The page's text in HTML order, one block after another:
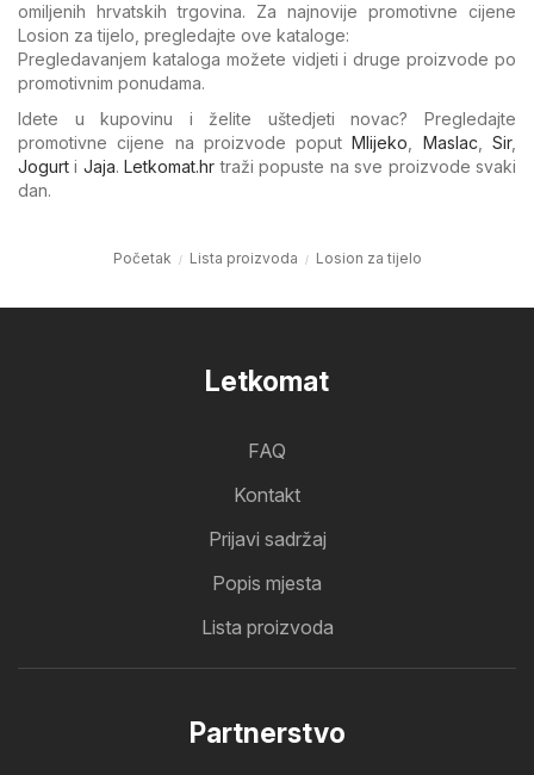
omiljenih hrvatskih trgovina. Za najnovije promotivne cijene
Losion za tijelo, pregledajte ove kataloge:
Pregledavanjem kataloga možete vidjeti i druge proizvode po
promotivnim ponudama.
Idete u kupovinu i želite uštedjeti novac? Pregledajte
promotivne cijene na proizvode poputMlijeko, Maslac,Sir,
Jogurt i Jaja.Letkomat.hr traži popuste na sve proizvode svaki
dan.
Početak Lista proizvoda Losion za tijelo
Letkomat
FAQ
Kontakt
Prijavi sadržaj
Popis mjesta
Lista proizvoda
Partnerstvo